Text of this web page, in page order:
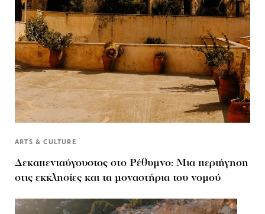
ARTS & CULTURE
Δεκαπενταύγουστος στo Ρέθυμνο: Μια περιήγηση
στις εκκλησίες και τα μοναστήρια του νομού